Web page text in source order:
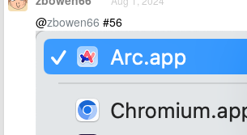
@zbowen66 #56